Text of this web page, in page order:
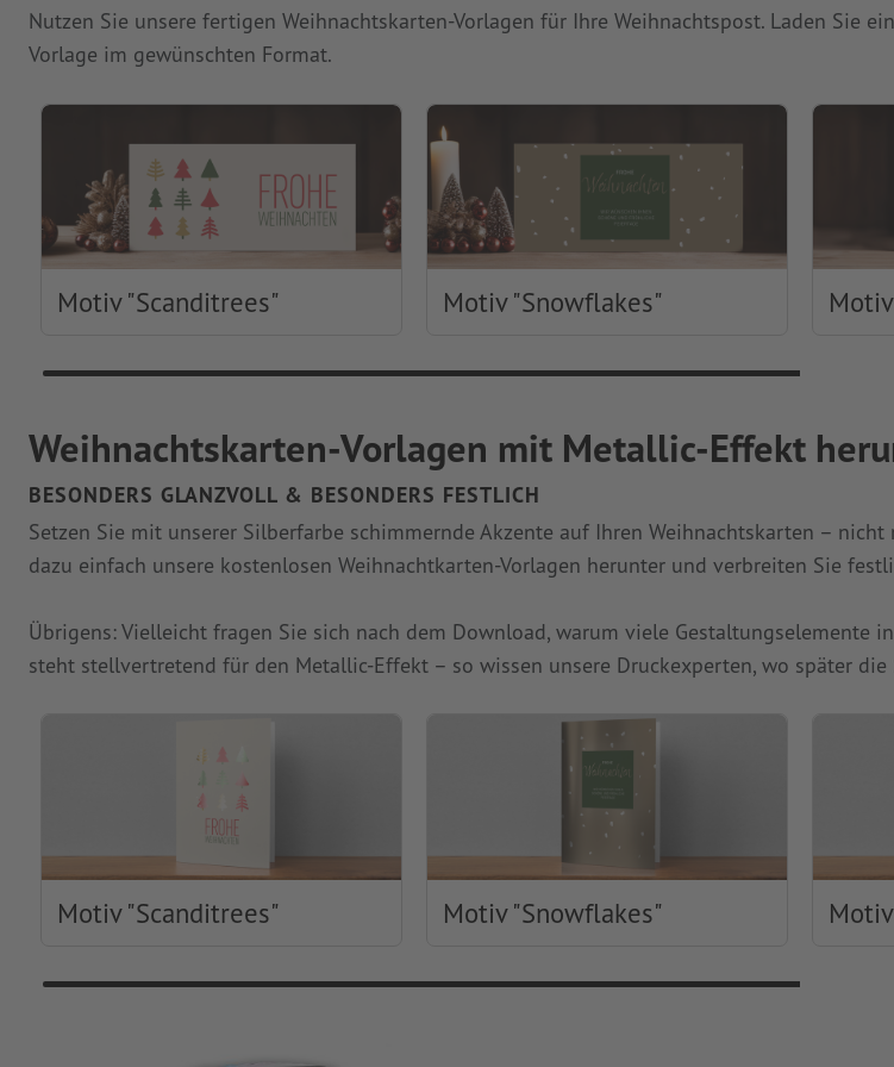
Nutzen Sie unsere fertigen Weihnachtskarten-Vorlagen für Ihre Weihnachtspost. Laden Sie
Vorlage im gewünschten Format.
Motiv "Scanditrees" Motiv "Snowflakes"
Weihnachtskarten-Vorlagen mit Metallic-Effekt
BESONDERS GLANZVOLL & BESONDERS FESTLICH
Setzen Sie mit unserer Silberfarbe schimmernde Akzente auf Ihren Weihnachtskarten –
dazu einfach unsere kostenlosen Weihnachtkarten-Vorlagen herunter und verbreiten Sie
Übrigens: Vielleicht fragen Sie sich nach dem Download, warum viele Gestaltungselemente
steht stellvertretend für den Metallic-Effekt – so wissen unsere Druckexperten, wo später
Motiv "Scanditrees" Motiv "Snowflakes"